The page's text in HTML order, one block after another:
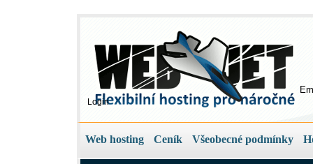
Login
Web hosting Ceník Všeobecné podmínky